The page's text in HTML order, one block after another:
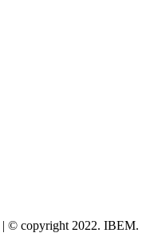
| © copyright 2022. IBEM.